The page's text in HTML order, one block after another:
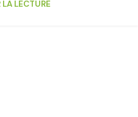
LECTURE